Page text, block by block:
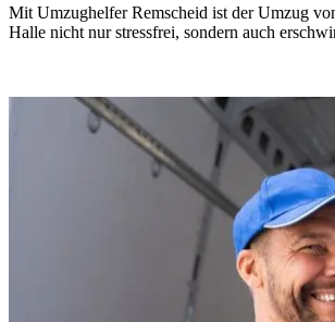
Mit Umzughelfer Remscheid ist der Umzug
Halle nicht nur stressfrei, sondern auch